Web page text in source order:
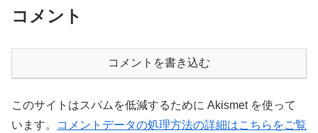
コメント
コメントを書き込む
このサイトはスパムを低減するために Akismet を使って
います。
コメントデータの処理方法の詳細はこちらをご覧